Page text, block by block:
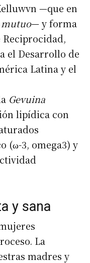
—que en
mutuo— y forma
el Desarrollo de
Latina y el
Gevuina
lipídica con
(ω-3, omega3) y
y sana
La
madres y